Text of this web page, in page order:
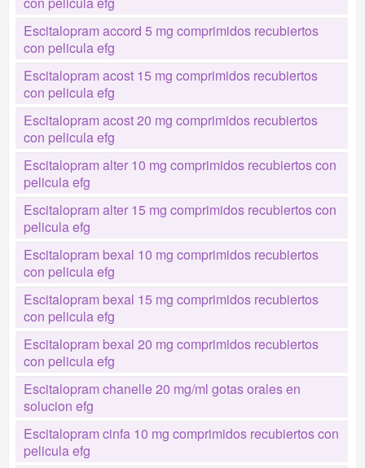
Escitalopram accord 5 mg comprimidos recubiertos
con pelicula efg
Escitalopram acost 15 mg comprimidos recubiertos
con pelicula efg
Escitalopram acost 20 mg comprimidos recubiertos
con pelicula efg
Escitalopram alter 10 mg comprimidos recubiertos con
pelicula efg
Escitalopram alter 15 mg comprimidos recubiertos con
pelicula efg
Escitalopram bexal 10 mg comprimidos recubiertos
con pelicula efg
Escitalopram bexal 15 mg comprimidos recubiertos
con pelicula efg
Escitalopram bexal 20 mg comprimidos recubiertos
con pelicula efg
Escitalopram chanelle 20 mg/ml gotas orales en
solucion efg
Escitalopram cinfa 10 mg comprimidos recubiertos con
pelicula efg